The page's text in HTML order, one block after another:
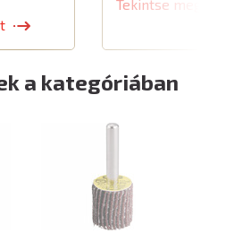
Tekintse meg a
a kategóriában